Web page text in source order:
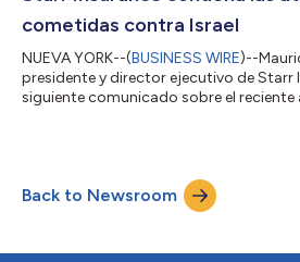
cometidas contra Israel
NUEVA YORK--(BUSINESS WIRE)--
presidente y director ejecutivo de Starr
siguiente comunicado sobre el reciente
en cautiverio. “A lo largo de más de un
gestión de riesgos globales, por
de violencia desmedida,...
Back to Newsroom